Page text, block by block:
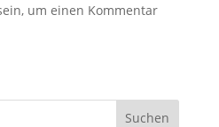
um einen Kommentar